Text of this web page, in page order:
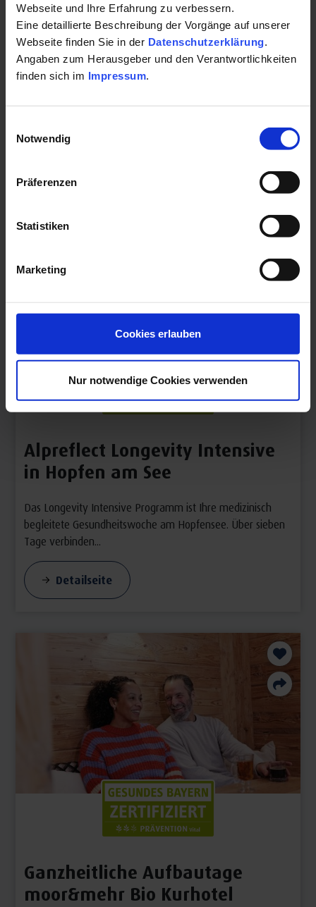
Webseite und Ihre Erfahrung zu verbessern.
Eine detaillierte Beschreibung der Vorgänge auf unserer
Webseite finden Sie in der Datenschutzerklärung.
Angaben zum Herausgeber und den Verantwortlichkeiten
finden sich im Impressum.
Notwendig
Präferenzen
Statistiken
Marketing
Cookies erlauben
Nur notwendige Cookies verwenden
Aktiv- und Vitalwoche
Alpreflect Longevity Intensive
in Hopfen am See
Das Longevity Intensive Programm ist Ihre medizinisch
begleitete Gesundheitswoche am Hopfensee. Über sieben
Tage verbinden...
Detailseite
Ganzheitliche Aufbautage
moor&mehr Bio Kurhotel